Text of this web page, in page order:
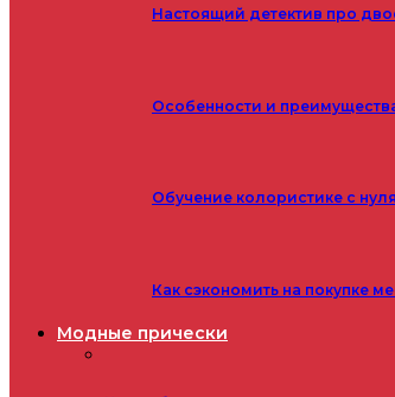
Настоящий детектив про
Особенности и
Обучение колористике с
Как сэкономить на покупке
Модные прически